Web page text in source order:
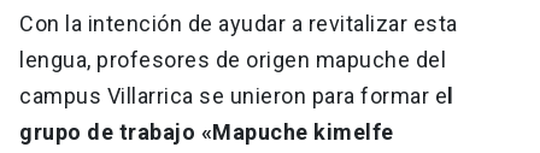
Con la intención de ayudar a revitalizar esta
lengua, profesores de origen mapuche del
campus Villarrica se unieron para formar e
grupo de trabajo «Mapuche kimelfe